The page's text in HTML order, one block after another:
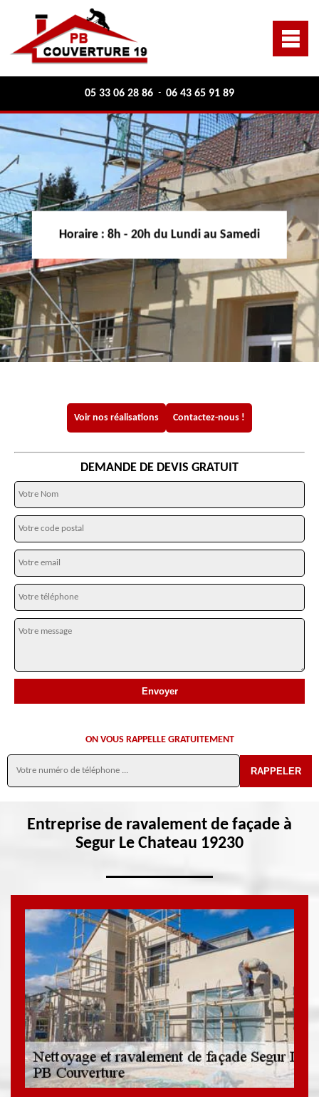
05 33 06 28 86 - 06 43 65 91 89
Horaire : 8h - 20h du Lundi au Samedi
Voir nos réalisations Contactez-nous !
DEMANDE DE DEVIS GRATUIT
ON VOUS RAPPELLE GRATUITEMENT
Entreprise de ravalement de façade à
Segur Le Chateau 19230